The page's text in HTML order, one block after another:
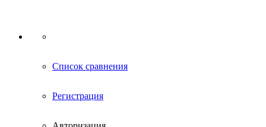
Список сравнения
Регистрация